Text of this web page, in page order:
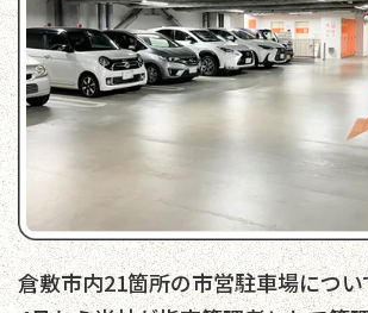
倉敷市内21箇所の市営駐車場につ